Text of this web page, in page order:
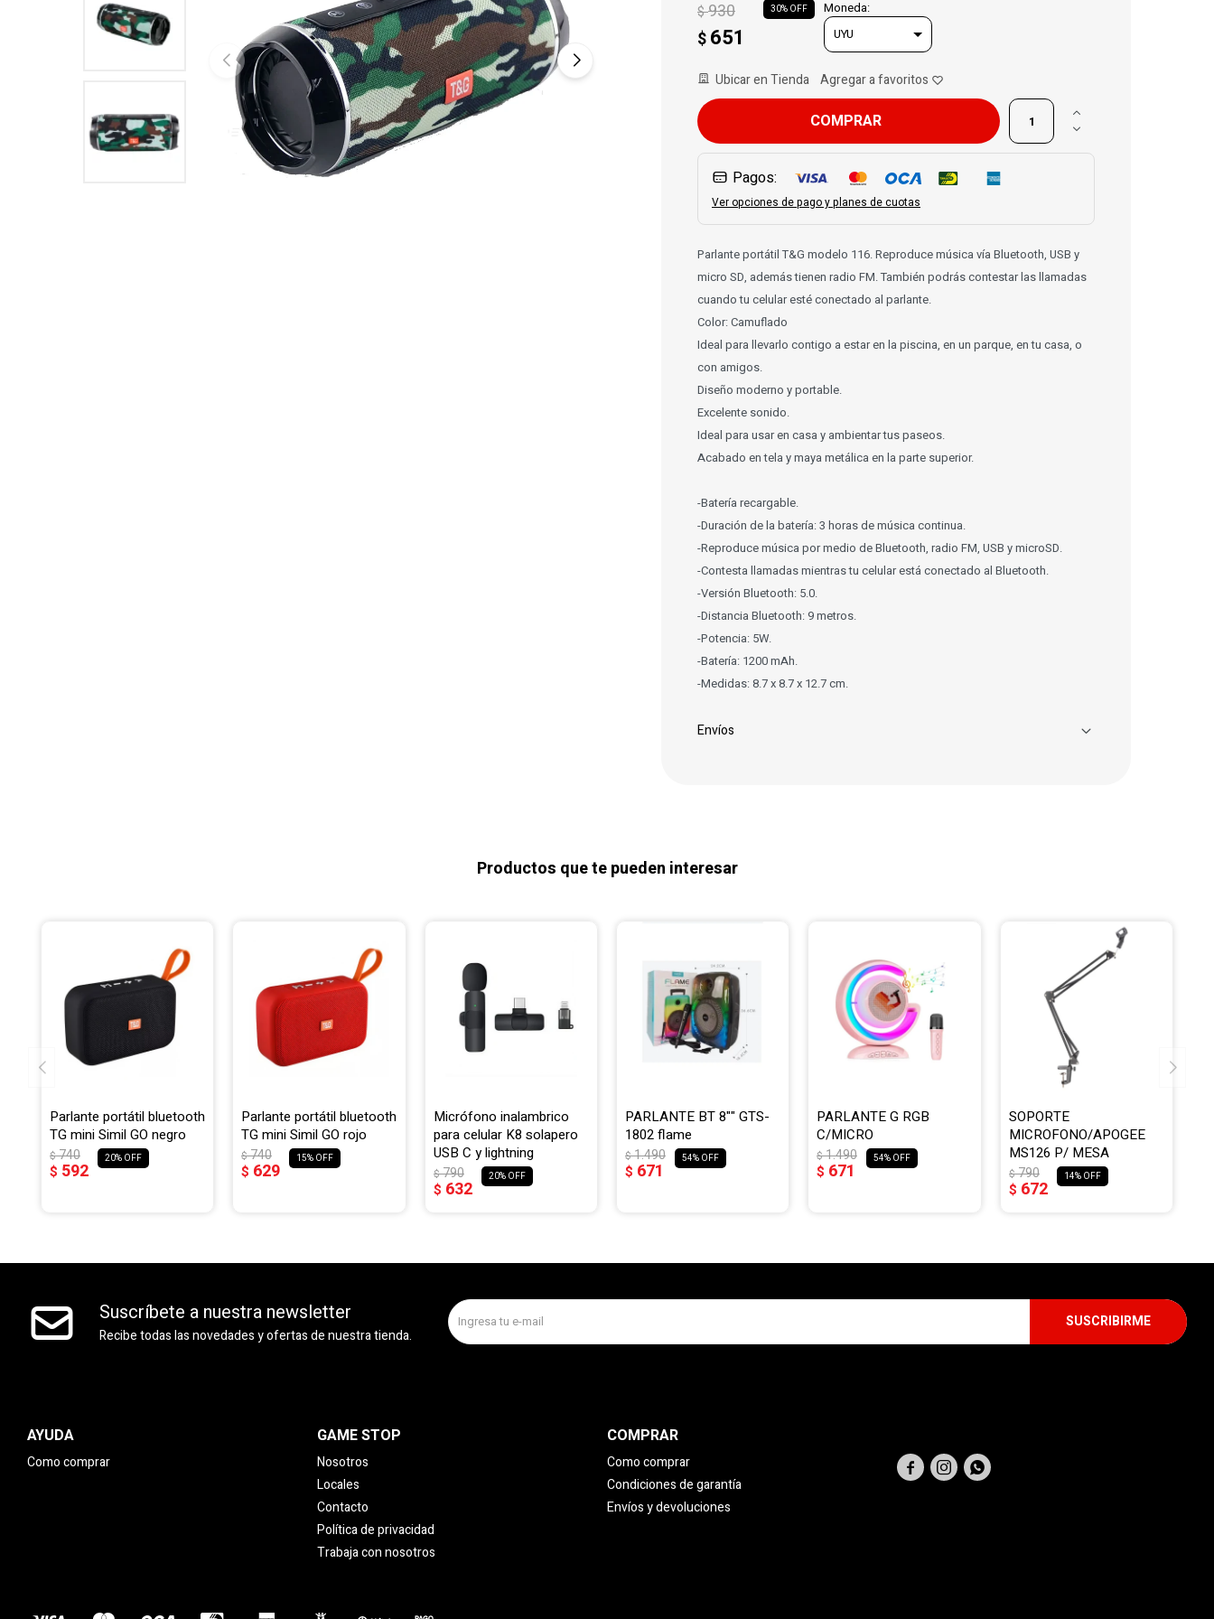
$ 651
$930 30 Moneda:
Ubicar en Tienda
COMPRAR


Pagos:
Ver opciones de pago y planes de cuotas
Parlante portátil T&G modelo 116. Reproduce música vía Bluetooth, USB y
micro SD, además tienen radio FM. También podrás contestar las llamadas
cuando tu celular esté conectado al parlante.
Color: Camuflado
Ideal para llevarlo contigo a estar en la piscina, en un parque, en tu casa, o
con amigos.
Diseño moderno y portable.
Excelente sonido.
Ideal para usar en casa y ambientar tus paseos.
Acabado en tela y maya metálica en la parte superior.
-Batería recargable.
-Duración de la batería: 3 horas de música continua.
-Reproduce música por medio de Bluetooth, radio FM, USB y microSD.
-Contesta llamadas mientras tu celular está conectado al Bluetooth.
-Versión Bluetooth: 5.0.
-Distancia Bluetooth: 9 metros.
-Potencia: 5W.
-Batería: 1200 mAh.
-Medidas: 8.7 x 8.7 x 12.7 cm.
Envíos
Productos que te pueden interesar
Parlante portátil bluetooth
TG mini Simil GO negro
$ 592
$740 20
Parlante portátil bluetooth
TG mini Simil GO rojo
$ 629
$740 15
Micrófono inalambrico
para celular K8 solapero
USB C y lightning
$ 632
$790 20
PARLANTE BT 8"" GTS-
1802 flame
$ 671
$1.490 54
PARLANTE G RGB
C/MICRO
$ 671
$1.490 54
SOPORTE
MICROFONO/APOGEE
MS126 P/ MESA
$ 672
$790 14
Suscríbete a nuestra newsletter
Recibe todas las novedades y ofertas de nuestra tienda.
SUSCRIBIRME
AYUDA
Como comprar
GAME STOP
Nosotros
Locales
Contacto
Política de privacidad
Trabaja con nosotros
COMPRAR
Como comprar
Condiciones de garantía
Envíos y devoluciones
  